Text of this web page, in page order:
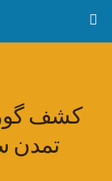
کشف
تمدن